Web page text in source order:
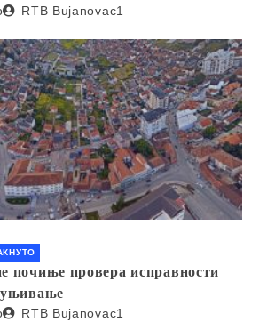
RTB Bujanovac1
почиње провера исправности
RTB Bujanovac1